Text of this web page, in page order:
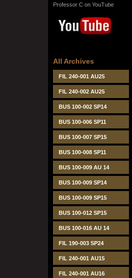
Professor C on YouTube
All Archives
FIL 240-001 AU25
FIL 240-002 AU25
BUS 100-002 SP14
BUS 100-006 SP11
BUS 100-007 SP15
BUS 100-008 SP11
BUS 100-009 AU 14
BUS 100-009 SP14
BUS 100-009 SP15
BUS 100-012 SP15
BUS 100-016 AU 14
FIL 190-003 SP24
FIL 240-001 AU15
FIL 240-001 AU16